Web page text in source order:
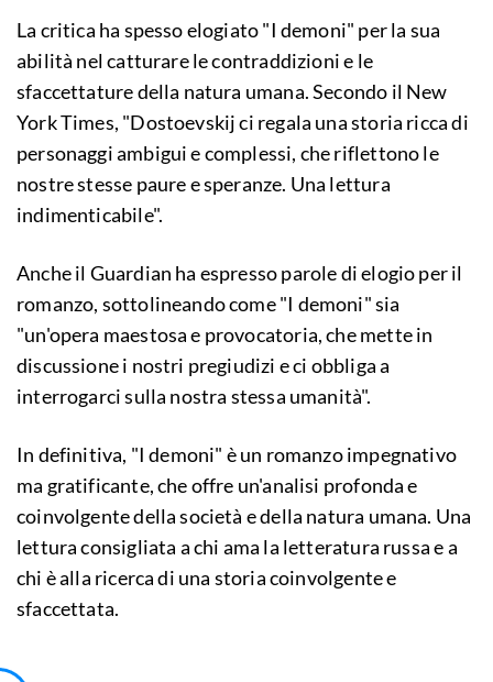
La critica ha spesso elogiato "I demoni" per la sua
abilità nel catturare le contraddizioni e le
sfaccettature della natura umana. Secondo il New
York Times, "Dostoevskij ci regala una storia ricca di
personaggi ambigui e complessi, che riflettono le
nostre stesse paure e speranze. Una lettura
indimenticabile".
Anche il Guardian ha espresso parole di elogio per il
romanzo, sottolineando come "I demoni" sia
"un'opera maestosa e provocatoria, che mette in
discussione i nostri pregiudizi e ci obbliga a
interrogarci sulla nostra stessa umanità".
In definitiva, "I demoni" è un romanzo impegnativo
ma gratificante, che offre un'analisi profonda e
coinvolgente della società e della natura umana. Una
lettura consigliata a chi ama la letteratura russa e a
chi è alla ricerca di una storia coinvolgente e
sfaccettata.